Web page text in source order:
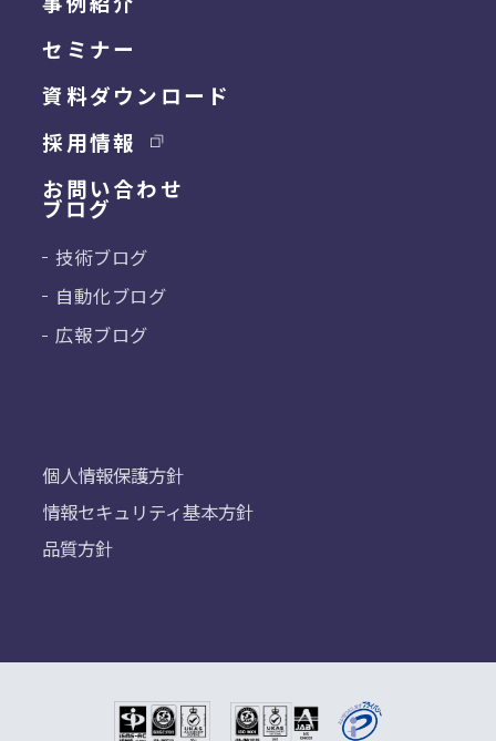
個人情報保護方針
情報セキュリティ基本方針
品質方針
セミナー
資料ダウンロード
採用情報
お問い合わせ
ブログ
技術ブログ
自動化ブログ
広報ブログ